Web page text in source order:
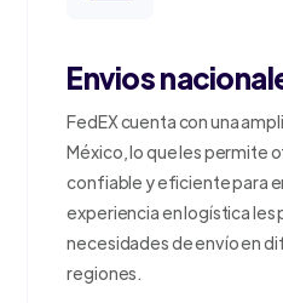
Envios
FedEX cuenta con una
México, lo que les permite
confiable y eficiente para
experiencia en logística les
necesidades de envío en
regiones.